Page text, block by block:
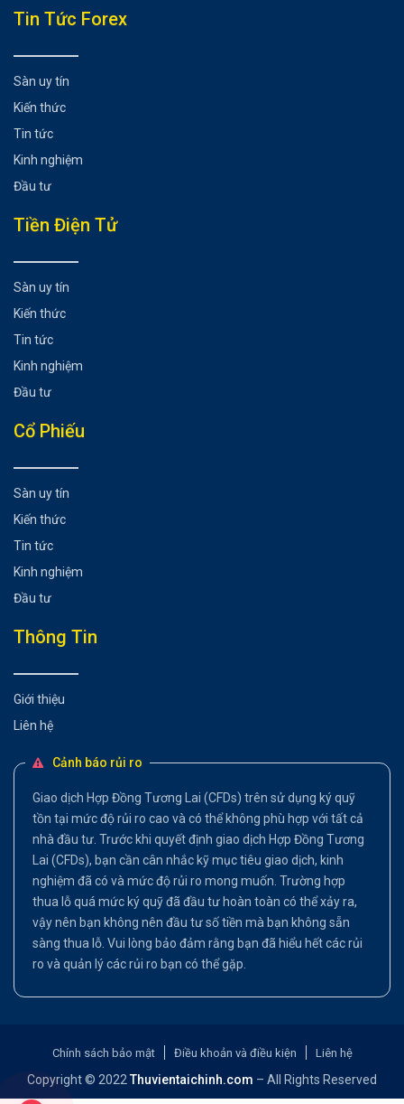
Tổng hợp bài viết
Cốt truyện trong game mang tính độc quyền
Tìm hiểu chi tiết về ESPN Token và BREAK Token
Có nên đầu tư Cyberium không?
Có thể bạn chưa biết
Tin Tức Forex
Sàn uy tín
Kiến thức
Tin tức
Kinh nghiệm
Đầu tư
Tiền Điện Tử
Sàn uy tín
Kiến thức
Tin tức
Kinh nghiệm
Đầu tư
Cổ Phiếu
Sàn uy tín
Kiến thức
Tin tức
Kinh nghiệm
Đầu tư
Thông Tin
Giới thiệu
Liên hệ
Cảnh báo rủi ro
Giao dịch Hợp Đồng Tương Lai (CFDs) trên sử dụng ký quỹ
tồn tại mức độ rủi ro cao và có thể không phù hợp với tất cả
nhà đầu tư. Trước khi quyết định giao dịch Hợp Đồng Tương
Lai (CFDs), bạn cần cân nhắc kỹ mục tiêu giao dịch, kinh
nghiệm đã có và mức độ rủi ro mong muốn. Trường hợp
thua lỗ quá mức ký quỹ đã đầu tư hoàn toàn có thể xảy ra,
vậy nên bạn không nên đầu tư số tiền mà bạn không sẵn
sàng thua lỗ. Vui lòng bảo đảm rằng bạn đã hiểu hết các rủi
ro và quản lý các rủi ro bạn có thể gặp.
Chính sách bảo mật Điều khoản và điều kiện Liên hệ
Copyright © 2022Thuvientaichinh.com – All Rights Reserved